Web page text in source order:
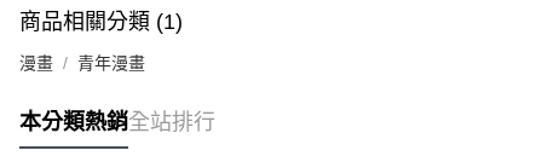
商品相關分類 (1)
漫畫 青年漫畫
本分類熱銷全站排行